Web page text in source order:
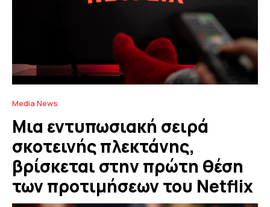
Media News
Μια εντυπωσιακή σειρά
σκοτεινής πλεκτάνης,
βρίσκεται στην πρώτη θέση
των προτιμήσεων του Netflix